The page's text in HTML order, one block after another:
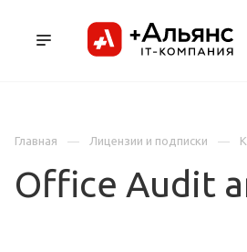
Главная
Лицензии и подписки
Office Audit